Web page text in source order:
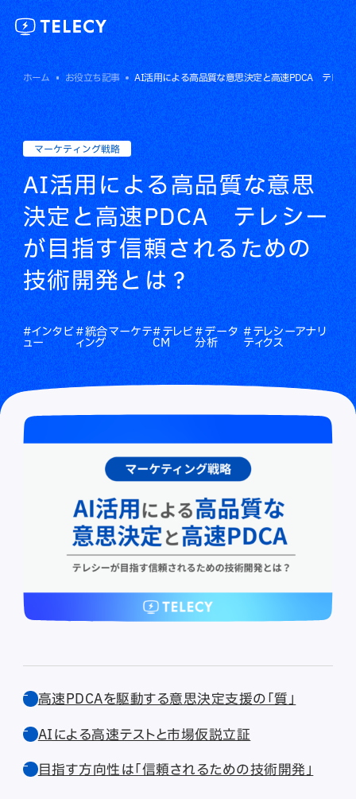
ホーム お役立ち記事 AI活用による高品質な意思決定と高速PDCA テレシ
マーケティング戦略
AI活用による高品質な意思
決定と高速PDCA テレシー
が目指す信頼されるための
技術開発とは？
#インタビ
ュー
#統合マーケテ
ィング
#テレビ
CM
#データ
分析
#テレシーアナリ
ティクス
高速PDCAを駆動する意思決定支援の「質」
AIによる高速テストと市場仮説立証
目指す方向性は「信頼されるための技術開発」